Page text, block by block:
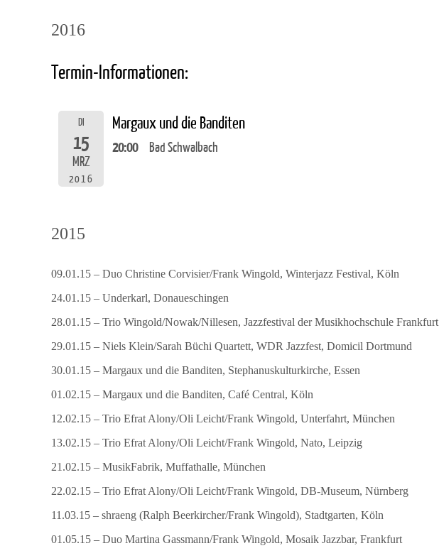
2016
Termin-Informationen:
DI
15
MRZ
2016
Margaux und die Banditen
20:00 Bad Schwalbach
2015
09.01.15 – Duo Christine Corvisier/Frank Wingold, Winterjazz Festival, Köln
24.01.15 – Underkarl, Donaueschingen
28.01.15 – Trio Wingold/Nowak/Nillesen, Jazzfestival der Musikhochschule Frankfurt
29.01.15 – Niels Klein/Sarah Büchi Quartett, WDR Jazzfest, Domicil Dortmund
30.01.15 – Margaux und die Banditen, Stephanuskulturkirche, Essen
01.02.15 – Margaux und die Banditen, Café Central, Köln
12.02.15 – Trio Efrat Alony/Oli Leicht/Frank Wingold, Unterfahrt, München
13.02.15 – Trio Efrat Alony/Oli Leicht/Frank Wingold, Nato, Leipzig
21.02.15 – MusikFabrik, Muffathalle, München
22.02.15 – Trio Efrat Alony/Oli Leicht/Frank Wingold, DB-Museum, Nürnberg
11.03.15 – shraeng (Ralph Beerkircher/Frank Wingold), Stadtgarten, Köln
01.05.15 – Duo Martina Gassmann/Frank Wingold, Mosaik Jazzbar, Frankfurt